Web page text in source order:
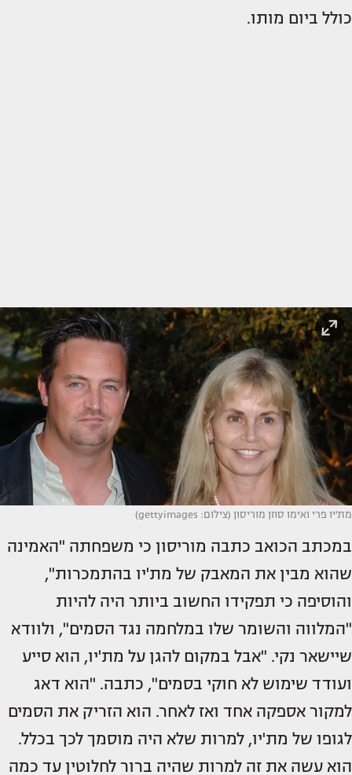
כולל ביום מותו.
מת'יו פרי ואימו סוזן מוריסון (צילום: gettyimages)
במכתב הכואב כתבה מוריסון כי משפחתה "האמינה
שהוא מבין את המאבק של מת'יו בהתמכרות",
והוסיפה כי תפקידו החשוב ביותר היה להיות
"המלווה והשומר שלו במלחמה נגד הסמים", ולוודא
שיישאר נקי. "אבל במקום להגן על מת'יו, הוא סייע
ועודד שימוש לא חוקי בסמים", כתבה. "הוא דאג
למקור אספקה אחד ואז לאחר. הוא הזריק את הסמים
לגופו של מת'יו, למרות שלא היה מוסמך לכך בכלל.
הוא עשה את זה למרות שהיה ברור לחלוטין עד כמה